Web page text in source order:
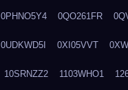
0PHNO5Y4 0QO261FR
0UDKWD5I 0XI05VVT
10SRNZZ2 1103WHO1